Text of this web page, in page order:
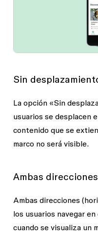
Sin
La opción «Sin
usuarios se desplacen
contenido que se
marco no será visible.
Ambas direcciones
Ambas direcciones
los usuarios navegar
cuando se visualiza un